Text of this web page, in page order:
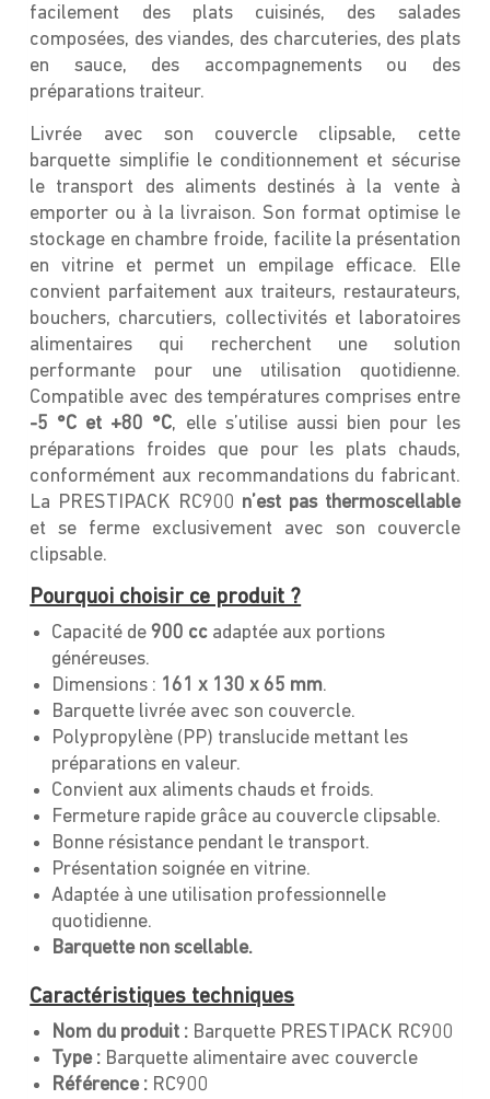
facilement des plats cuisinés, des salades
composées, des viandes, des charcuteries, des plats
en sauce, des accompagnements ou des
préparations traiteur.
Livrée avec son couvercle clipsable, cette
barquette simplifie le conditionnement et sécurise
le transport des aliments destinés à la vente à
emporter ou à la livraison. Son format optimise le
stockage en chambre froide, facilite la présentation
en vitrine et permet un empilage efficace. Elle
convient parfaitement aux traiteurs, restaurateurs,
bouchers, charcutiers, collectivités et laboratoires
alimentaires qui recherchent une solution
performante pour une utilisation quotidienne.
Compatible avec des températures comprises entre
-5 °C et +80 °C, elle s’utilise aussi bien pour les
préparations froides que pour les plats chauds,
conformément aux recommandations du fabricant.
La PRESTIPACK RC900 n’est pas thermoscellable
et se ferme exclusivement avec son couvercle
clipsable.
Pourquoi choisir ce produit ?
Capacité de900 cc adaptée aux portions
généreuses.
Dimensions : 161 x 130 x 65 mm.
Barquette livrée avec son couvercle.
Polypropylène (PP) translucide mettant les
préparations en valeur.
Convient aux aliments chauds et froids.
Fermeture rapide grâce au couvercle clipsable.
Bonne résistance pendant le transport.
Présentation soignée en vitrine.
Adaptée à une utilisation professionnelle
quotidienne.
Barquette non scellable.
Caractéristiques techniques
Nom du produit : Barquette PRESTIPACK RC900
Type : Barquette alimentaire avec couvercle
Référence : RC900